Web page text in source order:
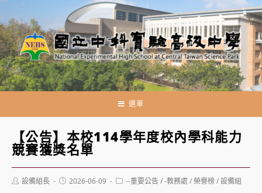
轉
至
主
要
內
選單
【公告】本校114學年度校內學科能力
競賽獲獎名單
Post設備組長
Post2026-06-09
Post--重要公告/-教務處 /榮譽榜/設備組